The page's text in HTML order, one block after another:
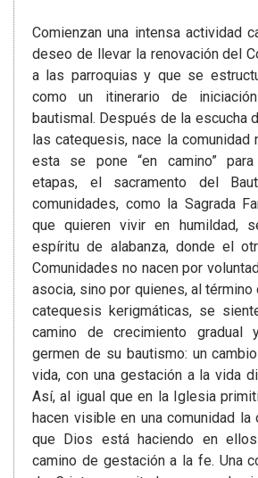
Comienzan una intensa actividad
deseo de llevar la renovación del
a las parroquias y que se
como un itinerario de
bautismal. Después de la escucha
las catequesis, nace la comunidad
esta se pone “en camino”
etapas, el sacramento del
comunidades, como la Sagrada
que quieren vivir en humildad,
espíritu de alabanza, donde el
Comunidades no nacen por
asocia, sino por quienes, al
catequesis kerigmáticas, se
camino de crecimiento gradual
germen de su bautismo: un
vida, con una gestación a la vida
Así, al igual que en la Iglesia
hacen visible en una comunidad la
que Dios está haciendo en
camino de gestación a la fe. Una